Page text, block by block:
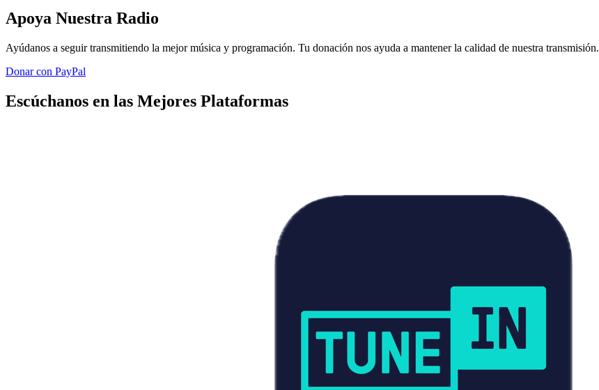
Apoya Nuestra Radio
Ayúdanos a seguir transmitiendo la mejor música y programación. Tu donación nos ayuda a mantener la calidad de nuestra transmisión.
Donar con PayPal
Escúchanos en las Mejores Plataformas